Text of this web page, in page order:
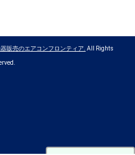
販売のエアコンフロンティア. All Rights